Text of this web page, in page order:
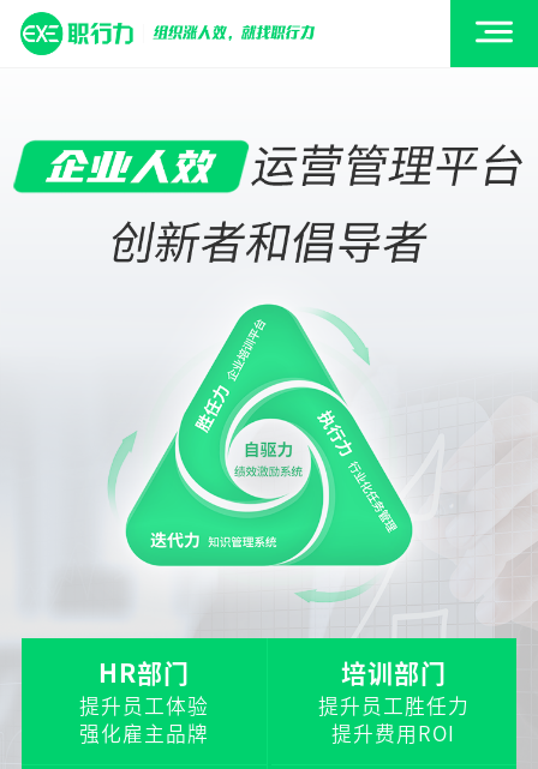
HR部门
提升员工体验
强化雇主品牌
培训部门
提升员工胜任力
提升费用ROI